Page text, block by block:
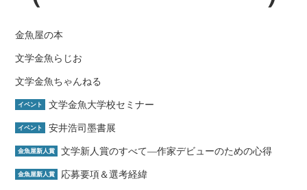
金魚屋の本
文学金魚らじお
文学金魚ちゃんねる
イベント 文学金魚大学校セミナー
イベント 安井浩司墨書展
金魚屋新人賞 文学新人賞のすべて―作家デビューのための心得
金魚屋新人賞 応募要項＆選考経緯